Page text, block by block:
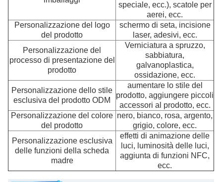
speciale, ecc.), scatole per
aerei, ecc.
Personalizzazione del logo
del prodotto
schermo di seta, incisione
laser, adesivi, ecc.
Personalizzazione del
processo di presentazione del
prodotto
Verniciatura a spruzzo,
sabbiatura,
galvanoplastica,
ossidazione, ecc.
Personalizzazione dello stile
esclusiva del prodotto ODM
aumentare lo stile del
prodotto, aggiungere piccoli
accessori al prodotto, ecc.
Personalizzazione del colore
del prodotto
nero, bianco, rosa, argento,
grigio, colore, ecc.
Personalizzazione esclusiva
delle funzioni della scheda
madre
effetti di animazione delle
luci, luminosità delle luci,
aggiunta di funzioni NFC,
ecc.